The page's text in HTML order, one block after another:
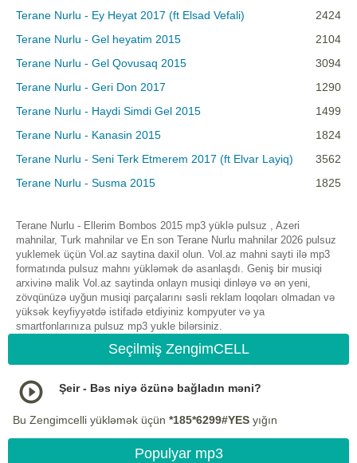
Terane Nurlu - Ey Heyat 2017 (ft Elsad Vefali)
2424
Terane Nurlu - Gel heyatim 2015
2104
Terane Nurlu - Gel Qovusaq 2015
3094
Terane Nurlu - Geri Don 2017
1290
Terane Nurlu - Haydi Simdi Gel 2015
1499
Terane Nurlu - Kanasin 2015
1824
Terane Nurlu - Seni Terk Etmerem 2017 (ft Elvar Layiq)
3562
Terane Nurlu - Susma 2015
1825
Terane Nurlu - Ellerim Bombos 2015 mp3 yüklə pulsuz , Azeri
mahnilar, Turk mahnilar ve En son Terane Nurlu mahnilar 2026 pulsuz
yuklemek üçün Vol.az saytina daxil olun. Vol.az mahni sayti ilə mp3
formatında pulsuz mahnı yükləmək də asanlaşdı. Geniş bir musiqi
arxivinə malik Vol.az saytinda onlayn musiqi dinləyə və ən yeni,
zövqünüzə uyğun musiqi parçalarını səsli reklam loqoları olmadan və
yüksək keyfiyyətdə istifadə etdiyiniz kompyuter və ya
smartfonlarınıza pulsuz mp3 yukle bilərsiniz.
Seçilmiş ZengimCELL
Şeir - Bəs niyə özünə bağladın məni?
Bu Zengimcelli yükləmək üçün *185*6299#YES yığın
Populyar mp3